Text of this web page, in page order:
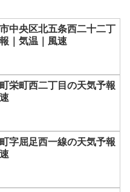
中央区北五条西二十二丁
｜気温｜風速
栄町西二丁目の天気予報
字屈足西一線の天気予報